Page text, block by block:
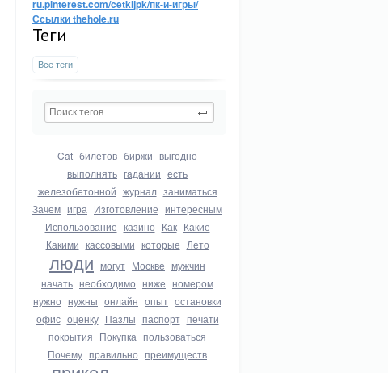
ru.pinterest.com/cetkijpk/пк-и-игры/
Ссылки thehole.ru
Теги
Все теги
Cat билетов биржи выгодно
выполнять гадании есть
железобетонной журнал заниматься
Зачем игра Изготовление интересным
Использование казино Как Какие
Какими кассовыми которые Лето
люди могут Москве мужчин
начать необходимо ниже номером
нужно нужны онлайн опыт остановки
офис оценку Пазлы паспорт печати
покрытия Покупка пользоваться
Почему правильно преимуществ